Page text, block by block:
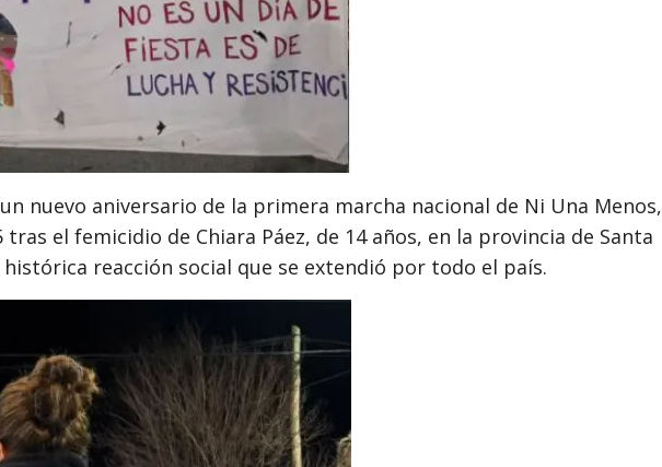
nuevo aniversario de la primera marcha nacional de Ni Una Menos,
el femicidio de Chiara Páez, de 14 años, en la provincia de Santa
reacción social que se extendió por todo el país.